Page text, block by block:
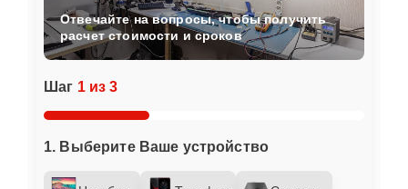
Шаг 1 из 3
1. Выберите Ваше устройство
Отвечайте на вопросы, чтобы получить
расчет стоимости и сроков